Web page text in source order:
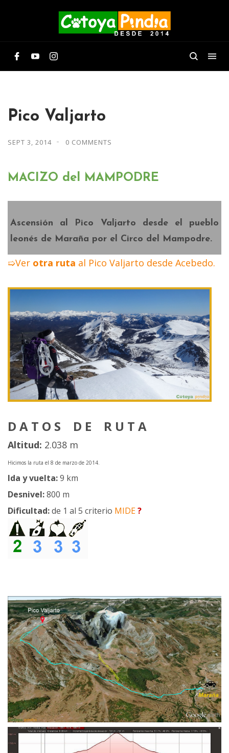
Pico Valjarto
SEPT 3, 2014 0 COMMENTS
MACIZO del MAMPODRE
Ascensión al Pico Valjarto desde el pueblo
leonés de Maraña por el Circo del Mampodre.
➯Ver otra ruta al Pico Valjarto desde Acebedo.
D A T O S D E R U T A
Altitud: 2.038 m
Hicimos la ruta el 8 de marzo de 2014.
Ida y vuelta:9 km
Desnivel:800 m
Dificultad:de 1 al 5 criterio MIDE?